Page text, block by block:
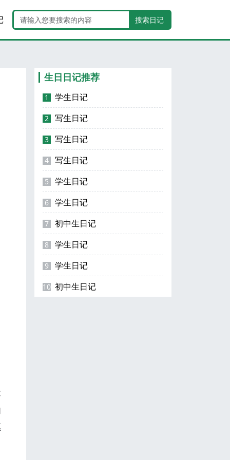
搜索日记
生日日记推荐
1 学生日记
2 写生日记
3 写生日记
4 写生日记
5 学生日记
6 学生日记
7 初中生日记
8 学生日记
9 学生日记
10 初中生日记